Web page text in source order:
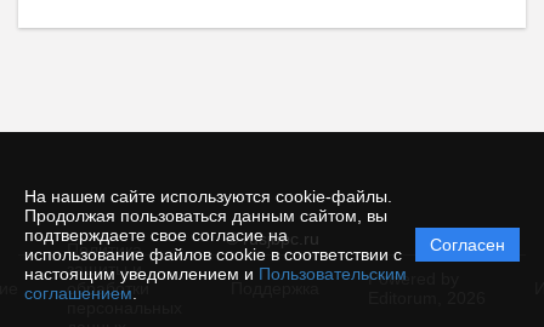
На нашем сайте используются cookie-файлы.
Продолжая пользоваться данным сайтом, вы
подтверждаете свое согласие на
использование файлов cookie в соответствии с
настоящим уведомлением и Пользовательским
соглашением
Согласен
© rusjbpc.ru
Политика
защиты и
обработки
Powered by